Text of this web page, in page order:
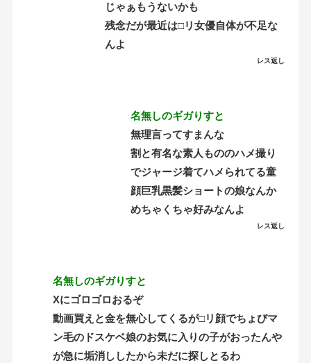
じゃぁもうないかも
残念だが最近は□リ女優自体が不足な
んよ
レス返し
名無しのギガりすと
無理言ってすまんな
割と有名な素人もののハメ撮り
でジャージ着てハメられてる童
顔巨乳黒髪ショートの娘なんか
めちゃくちゃ好みなんよ
レス返し
名無しのギガりすと
Xにゴロゴロおるぞ
動画買えと金を無心してくるが□リ顔でちょびマ
ン毛のドスケベ娘のお気に入りの子がおったんや
が急に垢消ししたから未だに探しとるわ